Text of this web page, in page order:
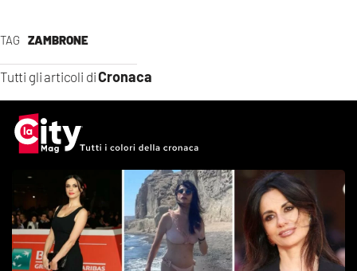
TAG ZAMBRONE
Tutti gli articoli diCronaca